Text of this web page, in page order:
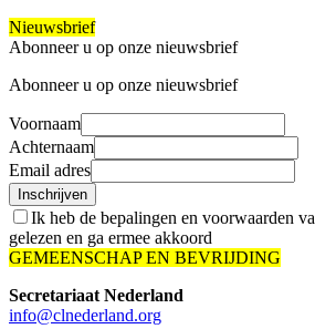
Nieuwsbrief
Abonneer u op onze nieuwsbrief
Abonneer u op onze nieuwsbrief
Voornaam
Achternaam
Email adres
Inschrijven
Ik heb de bepalingen en voorwaarden
gelezen en ga ermee akkoord
GEMEENSCHAP EN BEVRIJDING
Secretariaat Nederland
info@clnederland.org